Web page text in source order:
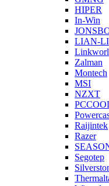
HIPER
In-Win
LIAN-LI
Zalman
Montech
MSI
NZXT
Raijintek
Razer
Segotep